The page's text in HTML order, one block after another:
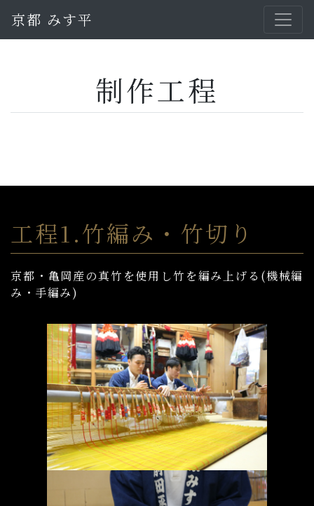
京都 みす平
制作工程
工程1.竹編み・竹切り
京都・⻲岡産の真竹を使用し竹を編み上げる(機械編
み・手編み)